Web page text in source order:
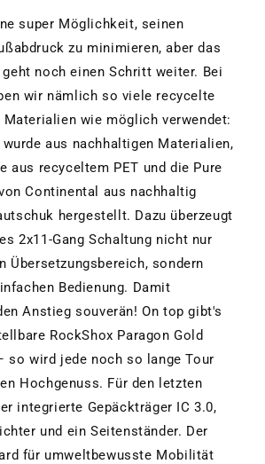
super Möglichkeit, seinen
zu minimieren, aber das
geht noch einen Schritt weiter. Bei
wir nämlich so viele recycelte
Materialien wie möglich verwendet:
aus nachhaltigen Materialien,
aus recyceltem PET und die Pure
Continental aus nachhaltig
hergestellt. Dazu überzeugt
2x11-Gang Schaltung nicht nur
Übersetzungsbereich, sondern
Bedienung. Damit
Anstieg souverän! On top gibt's
RockShox Paragon Gold
so wird jede noch so lange Tour
Hochgenuss. Für den letzten
integrierte Gepäckträger IC 3.0,
und ein Seitenständer. Der
für umweltbewusste Mobilität